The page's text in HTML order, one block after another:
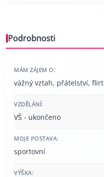
Podrobnosti
MÁM ZÁJEM O:
vážný vztah, přátelství, flirt
VZDĚLÁNÍ:
VŠ - ukončeno
MOJE POSTAVA:
sportovní
VÝŠKA: